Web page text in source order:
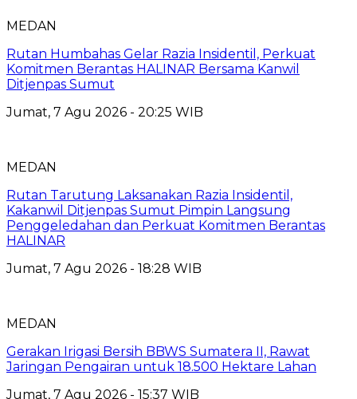
MEDAN
Rutan Humbahas Gelar Razia Insidentil, Perkuat
Komitmen Berantas HALINAR Bersama Kanwil
Ditjenpas Sumut
Jumat, 7 Agu 2026 - 20:25 WIB
MEDAN
Rutan Tarutung Laksanakan Razia Insidentil,
Kakanwil Ditjenpas Sumut Pimpin Langsung
Penggeledahan dan Perkuat Komitmen Berantas
HALINAR
Jumat, 7 Agu 2026 - 18:28 WIB
MEDAN
Gerakan Irigasi Bersih BBWS Sumatera II, Rawat
Jaringan Pengairan untuk 18.500 Hektare Lahan
Jumat, 7 Agu 2026 - 15:37 WIB